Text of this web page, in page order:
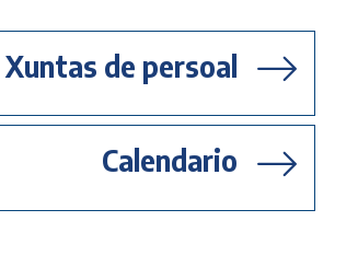
Xuntas de persoal
Calendario